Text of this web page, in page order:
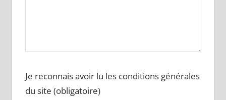
Je reconnais avoir lu les conditions générales
du site (obligatoire)